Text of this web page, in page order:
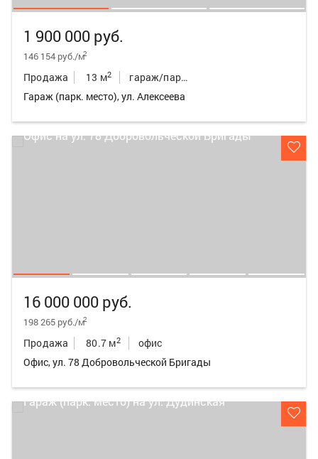
1 900 000 руб.
146 154 руб./м2
Продажа 13 м2
гараж/парк.место
Гараж (парк. место), ул. Алексеева
16 000 000 руб.
198 265 руб./м2
Продажа 80.7 м2
офис
Офис, ул. 78 Добровольческой Бригады